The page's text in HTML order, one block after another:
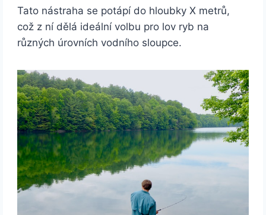
Tato nástraha se potápí do hloubky X metrů,
což z ní dělá ideální volbu pro lov ryb na
různých úrovních vodního sloupce.